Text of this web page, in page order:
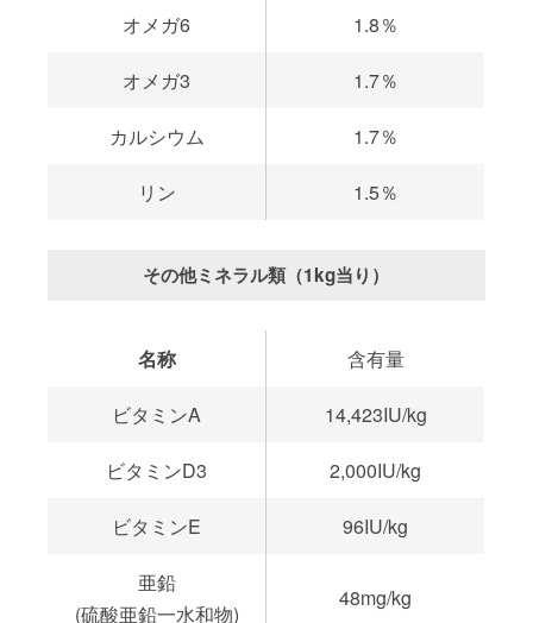
オメガ6 1.8％
オメガ3 1.7％
カルシウム 1.7％
リン 1.5％
その他ミネラル類（1kg当り）
名称 含有量
ビタミンA 14,423IU/kg
ビタミンD3 2,000IU/kg
ビタミンE 96IU/kg
亜鉛
(硫酸亜鉛一水和物)
48mg/kg